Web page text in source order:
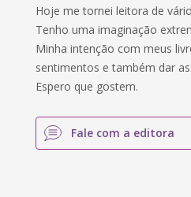
Hoje me tornei leitora de
Tenho uma imaginação
Minha intenção com meus
sentimentos e também dar
Espero que gostem.
Fale com a editora